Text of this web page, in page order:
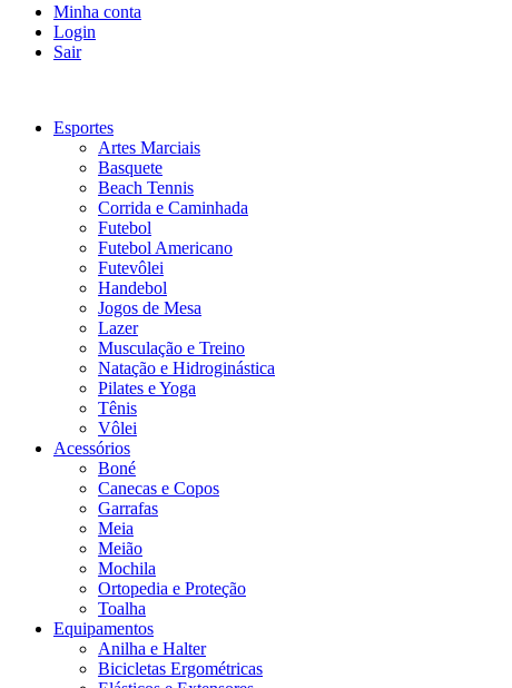
Minha conta
Login
Sair
Esportes
Artes Marciais
Basquete
Beach Tennis
Corrida e Caminhada
Futebol
Futebol Americano
Futevôlei
Handebol
Jogos de Mesa
Lazer
Musculação e Treino
Natação e Hidroginástica
Pilates e Yoga
Tênis
Vôlei
Acessórios
Boné
Canecas e Copos
Garrafas
Meia
Meião
Mochila
Ortopedia e Proteção
Toalha
Equipamentos
Anilha e Halter
Bicicletas Ergométricas